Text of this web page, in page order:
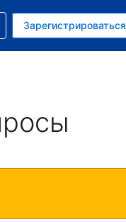
рубль
Зарегистрироваться